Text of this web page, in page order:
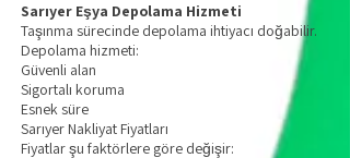
Sarıyer Eşya Depolama Hizmeti
Taşınma sürecinde depolama ihtiyacı doğabilir.
Depolama hizmeti:
Güvenli alan
Sigortalı koruma
Esnek süre
Sarıyer Nakliyat Fiyatları
Fiyatlar şu faktörlere göre değişir: